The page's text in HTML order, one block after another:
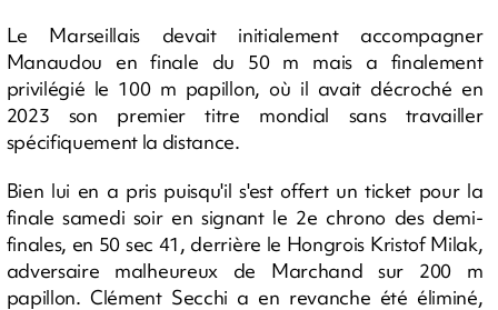
Le Marseillais devait initialement accompagner
Manaudou en finale du 50 m mais a finalement
privilégié le 100 m papillon, où il avait décroché en
2023 son premier titre mondial sans travailler
spécifiquement la distance.
Bien lui en a pris puisqu'il s'est offert un ticket pour la
finale samedi soir en signant le 2e chrono des demi-
finales, en 50 sec 41, derrière le Hongrois Kristof Milak,
adversaire malheureux de Marchand sur 200 m
papillon. Clément Secchi a en revanche été éliminé,